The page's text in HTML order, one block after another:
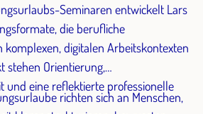
Seminaren entwickelt Lars
die berufliche
komplexen, digitalen Arbeitskontexten
stehen Orientierung,
und eine reflektierte professionelle
richten sich an Menschen,